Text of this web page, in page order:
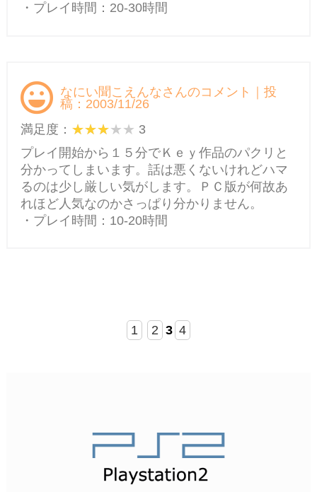
・プレイ時間：20-30時間
なにい聞こえんなさんのコメント｜投
稿：2003/11/26
満足度：
3
プレイ開始から１５分でＫｅｙ作品のパクリと
分かってしまいます。話は悪くないけれどハマ
るのは少し厳しい気がします。ＰＣ版が何故あ
れほど人気なのかさっぱり分かりません。
・プレイ時間：10-20時間
1 2 3 4